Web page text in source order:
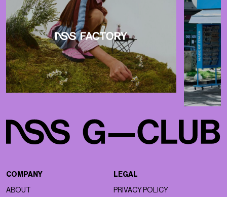
COMPANY
ABOUT
LEGAL
PRIVACY POLICY